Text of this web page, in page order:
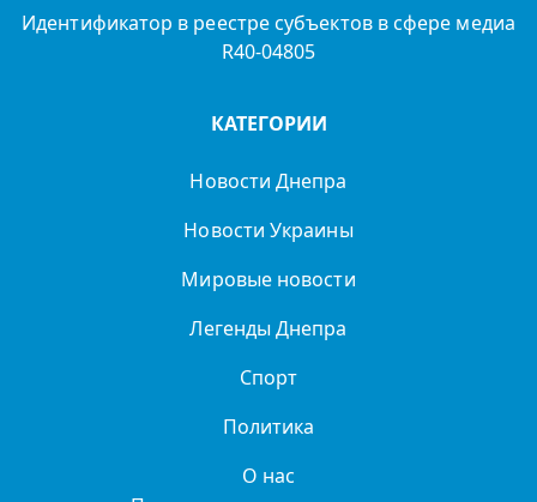
Идентификатор в реестре субъектов в сфере медиа
R40-04805
КАТЕГОРИИ
Новости Днепра
Новости Украины
Мировые новости
Легенды Днепра
Спорт
Политика
О нас